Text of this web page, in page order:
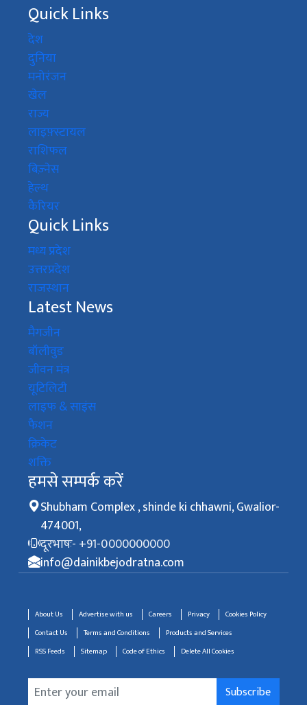
Quick Links
देश
दुनिया
मनोरंजन
खेल
राज्य
लाइफ़्स्टायल
राशिफल
बिज़्नेस
हेल्थ
कैरियर
Quick Links
मध्य प्रदेश
उत्तरप्रदेश
राजस्थान
Latest News
मैगजीन
बॉलीवुड
जीवन मंत्र
यूटिलिटी
लाइफ & साइंस
फैशन
क्रिकेट
शक्ति
हमसे सम्पर्क करें
Shubham Complex , shinde ki chhawni, Gwalior-
474001,
दूरभाषः- +91-0000000000
info@dainikbejodratna.com
About Us Advertise with us Careers Privacy
Cookies Policy
Contact Us
Terms and Conditions
Products and Services
RSS Feeds
Sitemap Code of Ethics Delete All Cookies
Subscribe